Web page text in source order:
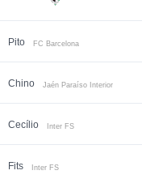
Pito FC Barcelona
Chino Jaén Paraíso Interior
Cecílio Inter FS
Fits Inter FS